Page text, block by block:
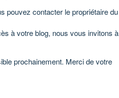
pouvez contacter le propriétaire du
à votre blog, nous vous invitons à
prochainement. Merci de votre